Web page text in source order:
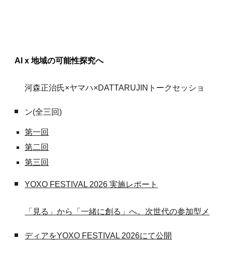
AI x 地域の可能性探究へ
河森正治氏×ヤマハ×DATTARUJINトークセッショ
ン(全三回)
第一回
第二回
第三回
YOXO FESTIVAL 2026 実施レポート
「見る」から「一緒に創る」へ。次世代の参加型メ
ディアをYOXO FESTIVAL 2026にて公開